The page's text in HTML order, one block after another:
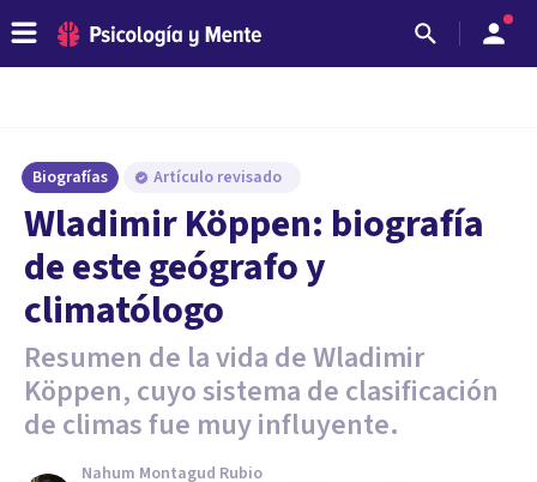
Biografías Artículo revisado
Wladimir Köppen: biografía
de este geógrafo y
climatólogo
Resumen de la vida de Wladimir
Köppen, cuyo sistema de clasificación
de climas fue muy influyente.
Nahum Montagud Rubio